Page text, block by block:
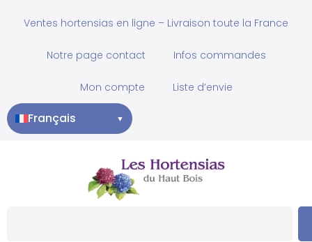
Ventes hortensias en ligne – Livraison toute la France
Notre page contact Infos commandes
Mon compte Liste d’envie
Français ▼